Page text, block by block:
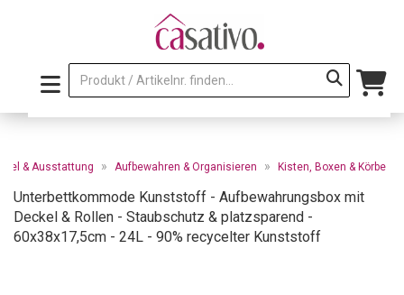
& Ausstattung » Aufbewahren & Organisieren » Kisten, Boxen & Körbe
Unterbettkommode Kunststoff - Aufbewahrungsbox mit
Deckel & Rollen - Staubschutz & platzsparend -
60x38x17,5cm - 24L - 90% recycelter Kunststoff